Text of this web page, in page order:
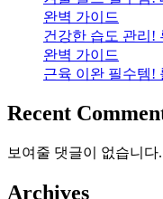
완벽 가이드
건강한 습도 관리!
완벽 가이드
근육 이완 필수템!
Recent
보여줄 댓글이 없습니다.
Archives